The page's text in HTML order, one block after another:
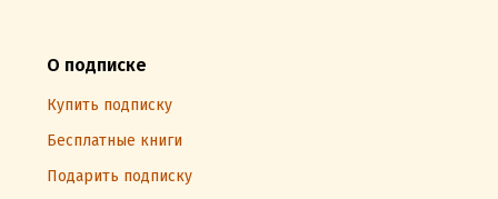
О подписке
Купить подписку
Бесплатные книги
Подарить подписку